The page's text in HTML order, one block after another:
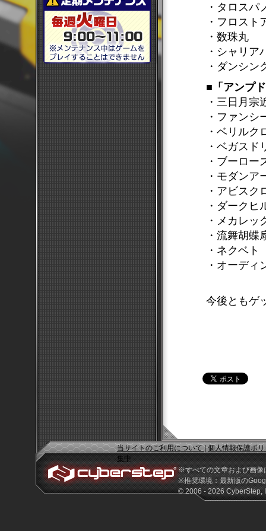
・タロスパ
・フロスト
・数珠丸
・シャリア
・ダンシン
■「アンプ
・三日月宗
・ファンシ
・ベリルク
・ベガスド
・ブーロー
・モダンア
・アビスク
・ダークヒ
・メカレッ
・流舞胡蝶
・ネクベト
・オーディ
今後ともゲ
当サイトのご利用について|個人情報保護ポ
集中
※すべての文章および画像
※推奨環境：最新版の
© 2006 - 2026 CyberStep,